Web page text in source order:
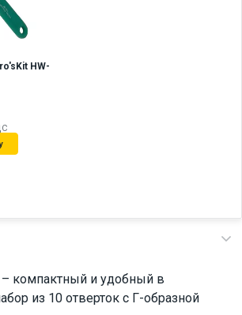
HW-
– компактный и удобный в
из 10 отверток с Г-образной